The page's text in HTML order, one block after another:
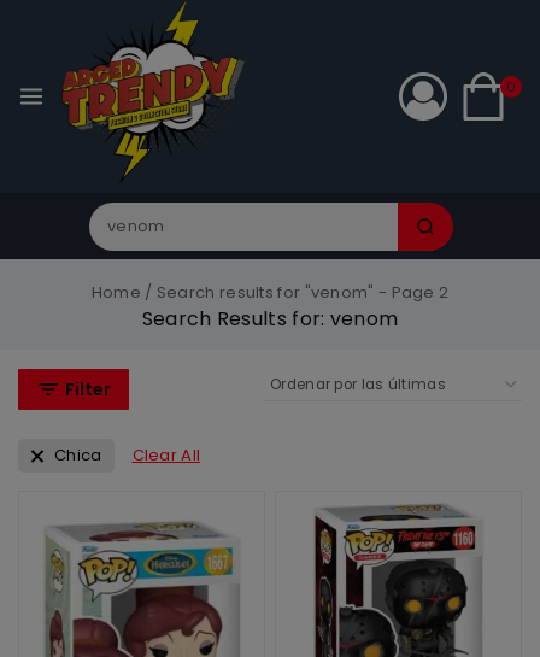
0
Home / Search results for "venom" - Page 2
Search Results for: venom
Filter
Chica Clear All